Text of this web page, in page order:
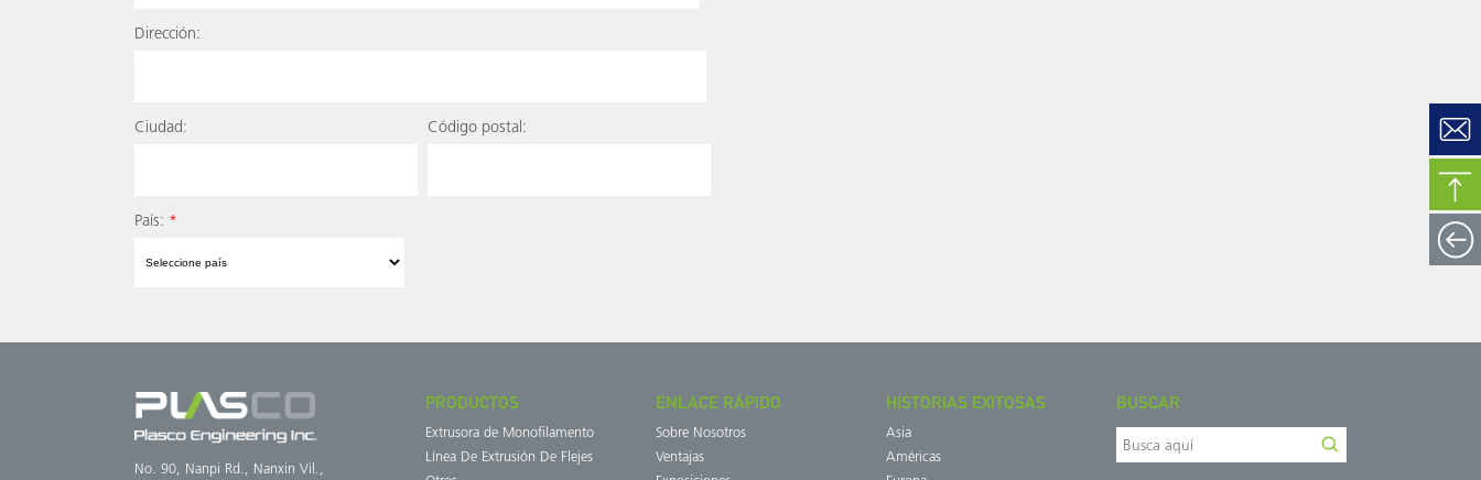
Dirección:
Ciudad: Código postal:
País: *
No. 90, Nanpi Rd., Nanxin Vil.,
PRODUCTOS
Extrusora de Monofilamento
Línea De Extrusión De Flejes
ENLACE RÁPIDO
Sobre Nosotros
Ventajas
HISTORIAS EXITOSAS
Asia
Américas
BUSCAR